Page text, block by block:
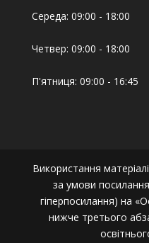
Середа: 09:00 - 18:00
Четвер: 09:00 - 18:00
П'ятниця: 09:00 - 16:45
Використання
за умови
гіперпосилання) на
нижче третього